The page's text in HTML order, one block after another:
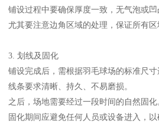
铺设过程中要确保厚度一致，无气泡或凹
尤其要注意边角区域的处理，保证所有区
3. 划线及固化
铺设完成后，需根据羽毛球场的标准尺寸
线条要求清晰、持久、不易磨损。
之后，场地需要经过一段时间的自然固化
固化期间应避免任何人员或设备进入，以